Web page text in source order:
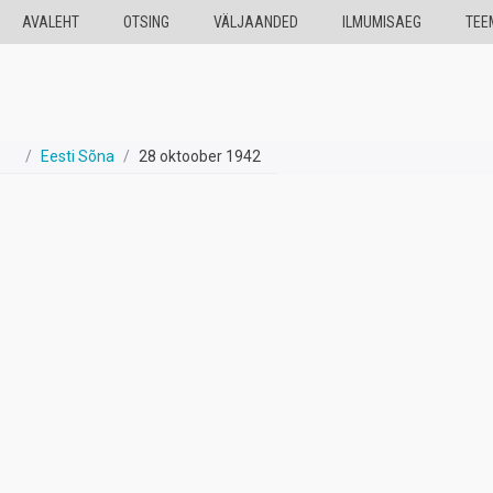
AVALEHT OTSING VÄLJAANDED ILMUMISAEG
Eesti Sõna 28 oktoober 1942